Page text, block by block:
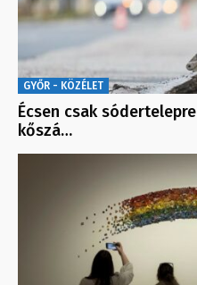
GYŐR - KÖZÉLET
Écsen csak
kőszá…